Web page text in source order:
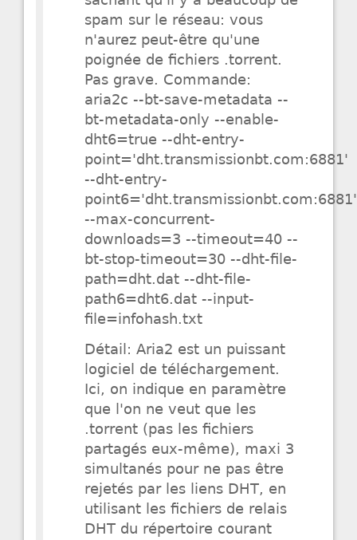
spam sur le réseau: vous
n'aurez peut-être qu'une
poignée de fichiers .torrent.
Pas grave. Commande:
aria2c --bt-save-metadata --
bt-metadata-only --enable-
dht6=true --dht-entry-
point='dht.transmissionbt.com:6881'
--dht-entry-
point6='dht.transmissionbt.com:6881'
--max-concurrent-
downloads=3 --timeout=40 --
bt-stop-timeout=30 --dht-file-
path=dht.dat --dht-file-
path6=dht6.dat --input-
file=infohash.txt
Détail: Aria2 est un puissant
logiciel de téléchargement.
Ici, on indique en paramètre
que l'on ne veut que les
.torrent (pas les fichiers
partagés eux-même), maxi 3
simultanés pour ne pas être
rejetés par les liens DHT, en
utilisant les fichiers de relais
DHT du répertoire courant